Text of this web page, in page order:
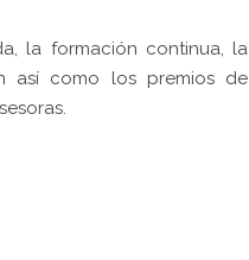
la formación continua, la
así como los premios de